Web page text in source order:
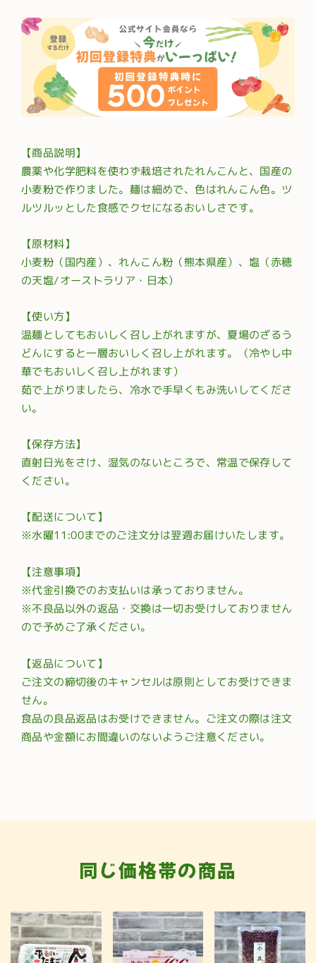
【商品説明】
農薬や化学肥料を使わず栽培されたれんこんと、国産の
小麦粉で作りました。麺は細めで、色はれんこん色。ツ
ルツルッとした食感でクセになるおいしさです。
【原材料】
小麦粉（国内産）、れんこん粉（熊本県産）、塩（赤穂
の天塩/オーストラリア・日本）
【使い方】
温麺としてもおいしく召し上がれますが、夏場のざるう
どんにすると一層おいしく召し上がれます。（冷やし中
華でもおいしく召し上がれます）
茹で上がりましたら、冷水で手早くもみ洗いしてくださ
い。
【保存方法】
直射日光をさけ、湿気のないところで、常温で保存して
ください。
【配送について】
※水曜11:00までのご注文分は翌週お届けいたします。
【注意事項】
※代金引換でのお支払いは承っておりません。
※不良品以外の返品・交換は一切お受けしておりません
ので予めご了承ください。
【返品について】
ご注文の締切後のキャンセルは原則としてお受けできま
せん。
食品の良品返品はお受けできません。ご注文の際は注文
商品や金額にお間違いのないようご注意ください。
同じ価格帯の商品